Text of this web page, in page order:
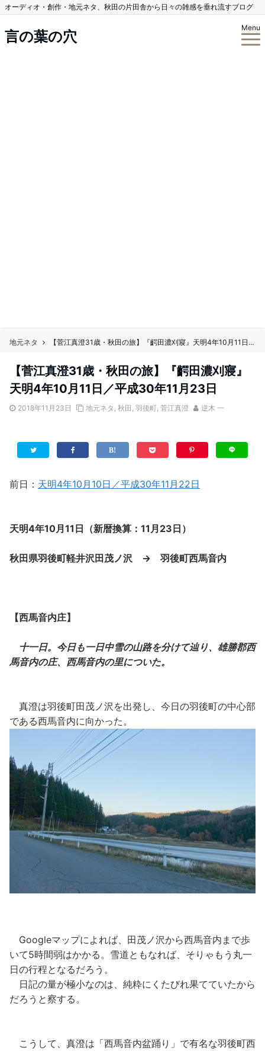
オーディオ・創作・地元ネタ、秋田の片田舎から日々の雑感を垂れ流すブログ
言の葉の穴
Menu
地元ネタ 【菅江真澄31歳・秋田の旅】『齶田濃刈寢』天明4年10月11日／平成30年11月23日
【菅江真澄31歳・秋田の旅】『齶田濃刈寢』
天明4年10月11日／平成30年11月23日
2018年11月23日 地元ネタ , 秋田 , 羽後町, 菅江真澄 逆木 一
前日： 天明4年10月10日／平成30年11月22日
天明4年10月11日（新暦換算：11月23日）
秋田県羽後町軽井沢田茂ノ沢 → 羽後町西馬音内
【西馬音内庄】
十一日。今日も一日中雪の山路を分けて辿り、雄勝郡西
馬音内の庄、西馬音内の里についた。
真澄は羽後町田茂ノ沢を出発し、今日の羽後町の中心部
である西馬音内に向かった。
Googleマップによれば、田茂ノ沢から西馬音内まで歩
いて5時間弱はかかる。雪道ともなれば、そりゃもう丸一
日の行程となるだろう。
日記の量が極小なのは、純粋にくたびれ果てていたから
だろうと察する。
こうして、真澄は「西馬音内盆踊り」で有名な羽後町西